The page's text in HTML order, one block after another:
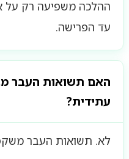
ההלכה משפיעה רק על
עד הפרישה.
האם תשואות העבר
עתידית?
לא. תשואות העבר